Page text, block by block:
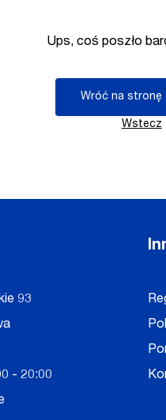
Ups, coś poszło
Wróć na stronę
Wstecz
93
- 20:00